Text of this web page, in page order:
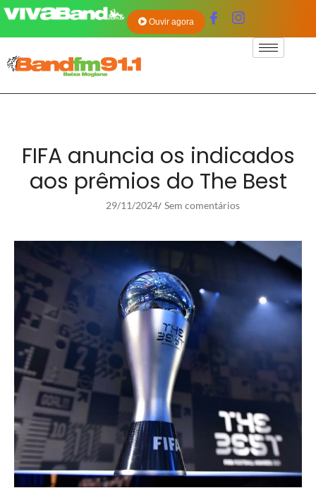
Ouvir agora
FIFA anuncia os indicados
aos prêmios do The Best
29/11/2024/ Sem comentários